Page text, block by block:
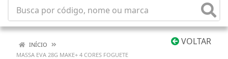
VOLTAR
INÍCIO
MASSA EVA 28G MAKE+ 4 CORES FOGUETE